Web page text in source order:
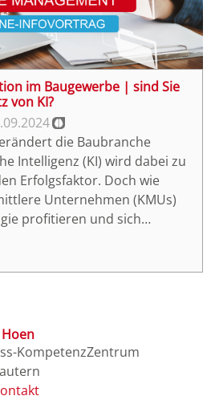
im Baugewerbe | sind Sie
von KI?
die Baubranche
Intelligenz (KI) wird dabei zu
Erfolgsfaktor. Doch wie
Unternehmen (KMUs)
profitieren und sich
erfahren Sie, wie Sie Ihr
machen und die Potenziale
wie Sie durch KI-Readiness
und sich einen
können!
KompetenzZentrum